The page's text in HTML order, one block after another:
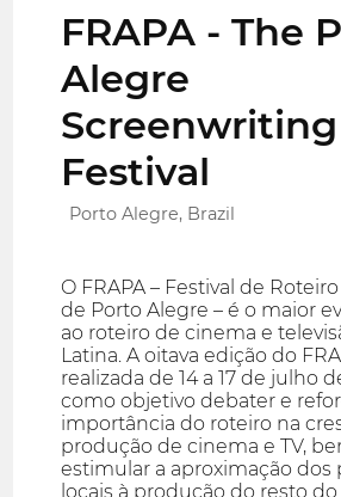
FRAPA - The
Alegre
Screenwriting
Festival
Porto Alegre, Brazil
O FRAPA – Festival de
de Porto Alegre – é o maior
ao roteiro de cinema e
Latina. A oitava edição do
realizada de 14 a 17 de julho
como objetivo debater e
importância do roteiro na
produção de cinema e TV,
estimular a aproximação dos
locais à produção do resto